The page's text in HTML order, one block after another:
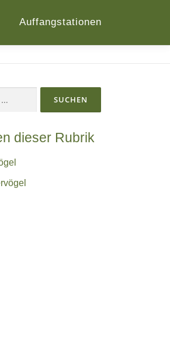
Auffangstationen
dieser Rubrik